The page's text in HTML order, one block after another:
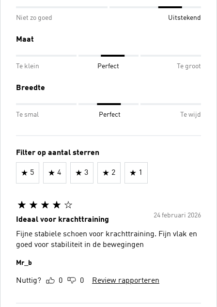
Niet zo goed Uitstekend
Maat
Te klein Perfect Te groot
Breedte
Te smal Perfect Te wijd
Filter op aantal sterren
5 4 3 2 1
24 februari 2026
Ideaal voor krachttraining
Fijne stabiele schoen voor krachttraining. Fijn vlak en
goed voor stabiliteit in de bewegingen
Mr_b
Nuttig? 0 0 Review rapporteren